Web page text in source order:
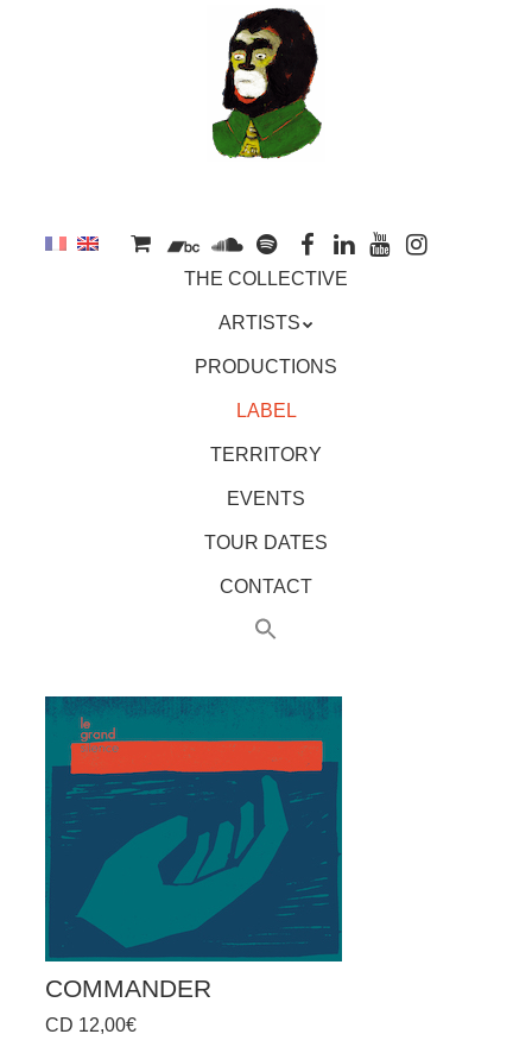
THE COLLECTIVE
ARTISTS
PRODUCTIONS
LABEL
TERRITORY
EVENTS
TOUR DATES
CONTACT
COMMANDER
CD 12,00€